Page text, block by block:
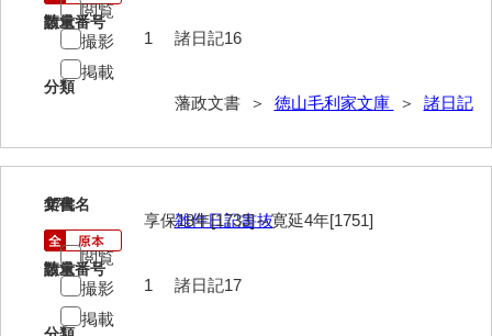
若殿様日記
米銀請払大縛
請求番号
諸日記16
分類
藩政文書 ＞ 徳山毛利家文庫 ＞ 諸日記
数量
1
閲覧
撮影
掲載
17
文書名
雑件日記書抜
請求番号
諸日記17
年代
享保18年[1733]～寛延4年[1751]
数量
1
閲覧
撮影
掲載